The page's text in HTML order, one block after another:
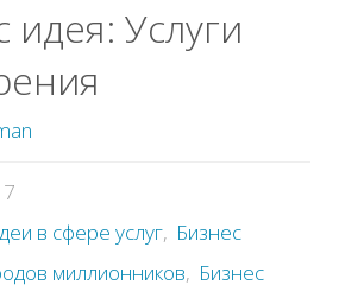
человеком"
идея: Услуги
в сфере услуг, Бизнес
миллионников, Бизнес